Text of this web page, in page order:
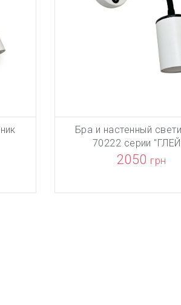
ТОВАР ДОБАВЛЕН ВВ КОРЗИНУ
Бра и настенный
70222 серии
2050 грн